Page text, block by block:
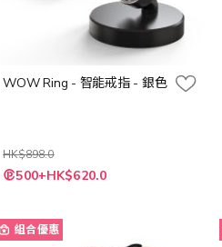
WOW Ring - 智能戒指 - 銀色
HK$898.0
500+HK$620.0
組合優惠